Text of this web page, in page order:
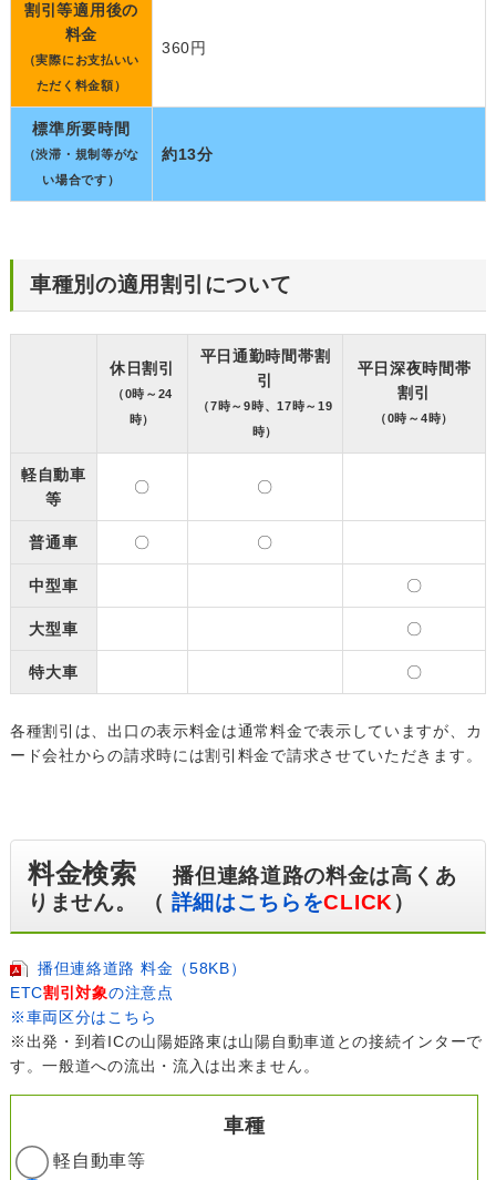
割引等適用後の
料金
（実際にお支払いい
ただく料金額）
360円
標準所要時間
（渋滞・規制等がな
い場合です）
約13分
車種別の適用割引について
休日割引
（0時～24
時）
平日通勤時間帯割
引
（7時～9時、17時～19
時）
平日深夜時間帯
割引
（0時～4時）
軽自動車
等
〇 〇
普通車 〇 〇
中型車 〇
大型車 〇
特大車 〇
各種割引は、出口の表示料金は通常料金で表示していますが、カ
ード会社からの請求時には割引料金で請求させていただきます。
料金検索播但連絡道路の料金は高くあ
りません。 （ 詳細はこちらをCLICK ）
播但連絡道路 料金（58KB）
ETC割引対象の注意点
※車両区分はこちら
※出発・到着ICの山陽姫路東は山陽自動車道との接続インターで
す。一般道への流出・流入は出来ません。
車種
軽自動車等